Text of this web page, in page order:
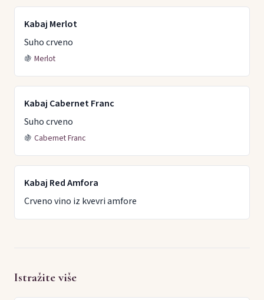
Kabaj Merlot
Suho crveno
🍇 Merlot
Kabaj Cabernet Franc
Suho crveno
🍇 Cabernet Franc
Kabaj Red Amfora
Crveno vino iz kvevri amfore
Istražite više